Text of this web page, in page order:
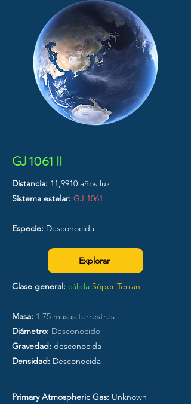
GJ 1061 II
Distancia: 11,9910 años luz
Sistema estelar: GJ 1061
Especie: Desconocida
Explorar
Clase general: cálida Súper Terran
Masa: 1,75 masas terrestres
Diámetro: Desconocido
Gravedad: desconocida
Densidad: Desconocida
Primary Atmospheric Gas: Unknown